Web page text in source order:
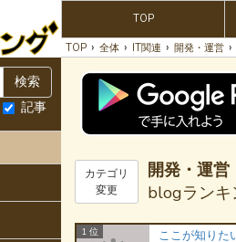
検索
記事
TOP
TOP › 全体 › IT関連 › 開発・運営 ›
カテゴリ
変更
開発・運営
blogランキ
1 位